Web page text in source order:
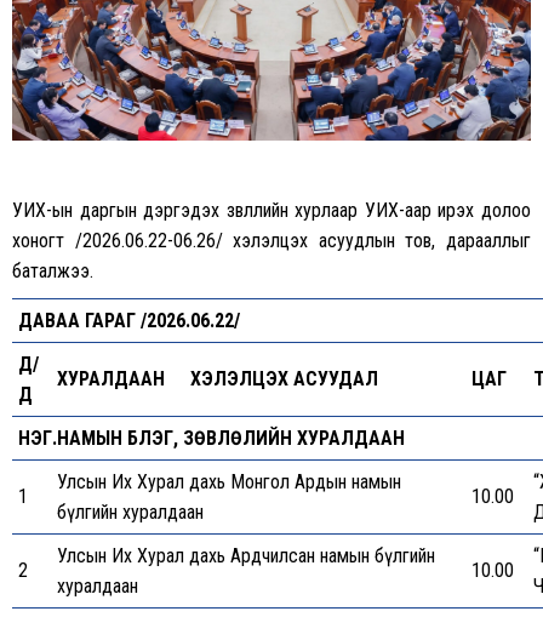
УИХ-ын даргын дэргэдэх зөвлөлийн хурлаар УИХ-аар ирэх долоо
хоногт /2026.06.22-06.26/ хэлэлцэх асуудлын тов, дарааллыг
баталжээ.
ДАВАА ГАРАГ /2026.06.22/
Д/
Д
ХУРАЛДААН ХЭЛЭЛЦЭХ АСУУДАЛ ЦАГ
НЭГ.НАМЫН БҮЛЭГ, ЗӨВЛӨЛИЙН ХУРАЛДААН
1
Улсын Их Хурал дахь Монгол Ардын намын
бүлгийн хуралдаан
10.00
2
Улсын Их Хурал дахь Ардчилсан намын бүлгийн
хуралдаан
10.00